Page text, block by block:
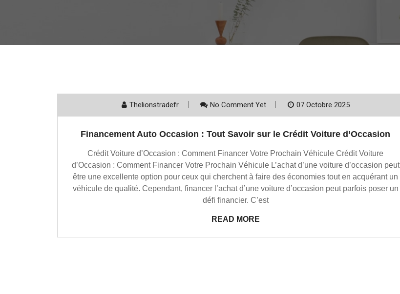
Thelionstradefr No Comment Yet 07 Octobre 2025
Financement Auto Occasion : Tout Savoir sur le Crédit Voiture d’Occasion
Crédit Voiture d’Occasion : Comment Financer Votre Prochain Véhicule Crédit Voiture
d’Occasion : Comment Financer Votre Prochain Véhicule L’achat d’une voiture d’occasion peut
être une excellente option pour ceux qui cherchent à faire des économies tout en acquérant un
véhicule de qualité. Cependant, financer l’achat d’une voiture d’occasion peut parfois poser un
défi financier. C’est
READ MORE